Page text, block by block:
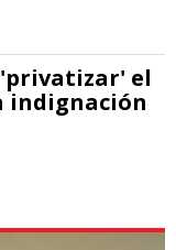
el
indignación